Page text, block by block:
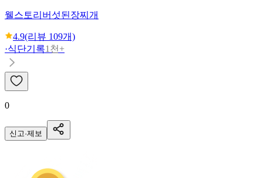
웰스토리 버섯된장찌개
4.9(리뷰 109개)
·식단기록1천+
0
신고·제보